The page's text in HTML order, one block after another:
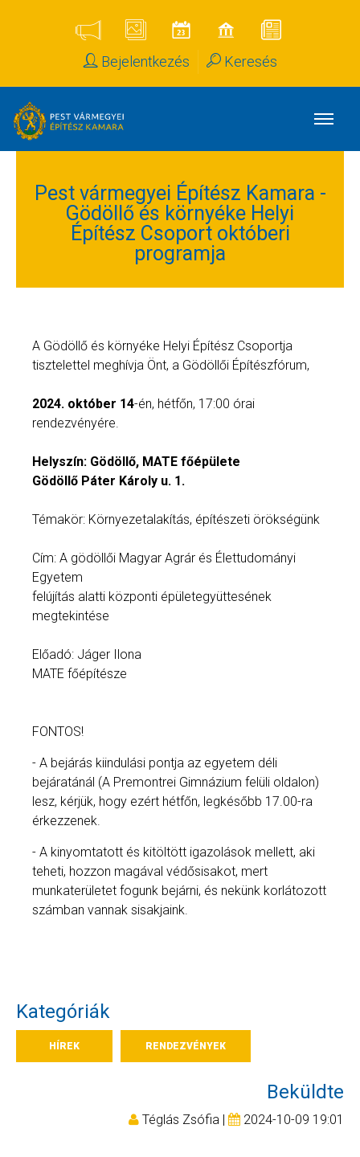
Bejelentkezés Keresés
Pest vármegyei Építész Kamara -
Gödöllő és környéke Helyi
Építész Csoport októberi
programja
A Gödöllő és környéke Helyi Építész Csoportja
tisztelettel meghívja Önt, a Gödöllői Építészfórum,
2024. október 14-én, hétfőn, 17:00 órai
rendezvényére.
Helyszín: Gödöllő, MATE főépülete
Gödöllő Páter Károly u. 1.
Témakör: Környezetalakítás, építészeti örökségünk
Cím: A gödöllői Magyar Agrár és Élettudományi
Egyetem
felújítás alatti központi épületegyüttesének
megtekintése
Előadó: Jáger Ilona
MATE főépítésze
FONTOS!
- A bejárás kiindulási pontja az egyetem déli
bejáratánál (A Premontrei Gimnázium felüli oldalon)
lesz, kérjük, hogy ezért hétfőn, legkésőbb 17.00-ra
érkezzenek.
- A kinyomtatott és kitöltött igazolások mellett, aki
teheti, hozzon magával védősisakot, mert
munkaterületet fogunk bejárni, és nekünk korlátozott
számban vannak sisakjaink.
Kategóriák
HÍREK RENDEZVÉNYEK
Beküldte
Téglás Zsófia | 2024-10-09 19:01